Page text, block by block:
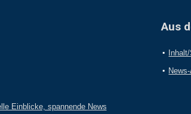
Einblicke, spannende News
Aus